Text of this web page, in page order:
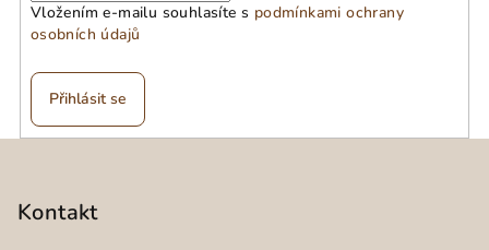
Vložením e-mailu souhlasíte s podmínkami ochrany
osobních údajů
Přihlásit se
Kontakt